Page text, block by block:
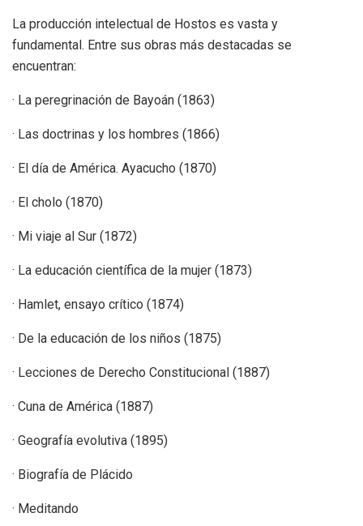
La producción intelectual de Hostos es vasta y
fundamental. Entre sus obras más destacadas se
encuentran:
· La peregrinación de Bayoán (1863)
· Las doctrinas y los hombres (1866)
· El día de América. Ayacucho (1870)
· El cholo (1870)
· Mi viaje al Sur (1872)
· La educación científica de la mujer (1873)
· Hamlet, ensayo crítico (1874)
· De la educación de los niños (1875)
· Lecciones de Derecho Constitucional (1887)
· Cuna de América (1887)
· Geografía evolutiva (1895)
· Biografía de Plácido
· Meditando